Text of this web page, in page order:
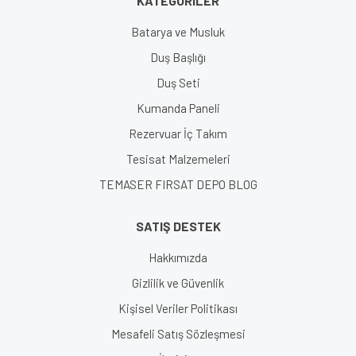
Batarya ve Musluk
Duş Başlığı
Duş Seti
Kumanda Paneli
Rezervuar İç Takım
Tesisat Malzemeleri
TEMASER FIRSAT DEPO BLOG
SATIŞ DESTEK
Hakkımızda
Gizlilik ve Güvenlik
Kişisel Veriler Politikası
Mesafeli Satış Sözleşmesi